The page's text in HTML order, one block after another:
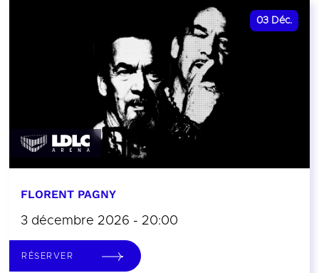
03 Déc.
FLORENT PAGNY
3 décembre 2026 - 20:00
RÉSERVER